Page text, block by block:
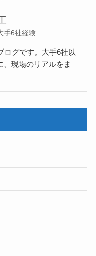
手6社経験
ログです。大手6社以
、現場のリアルをま